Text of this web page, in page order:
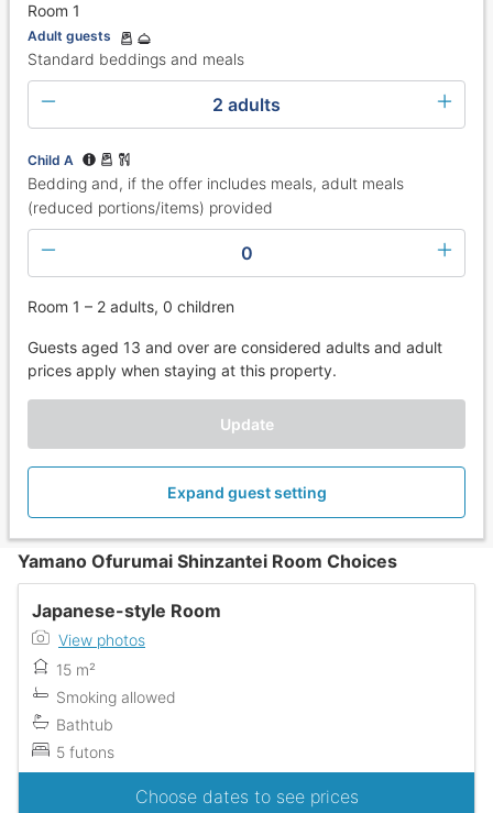
Room 1
Adult guests
Standard beddings and meals
2 adults
Child A
Bedding and, if the offer includes meals, adult meals
(reduced portions/items) provided
0
Room 1 – 2 adults, 0 children
Guests aged 13 and over are considered adults and adult
prices apply when staying at this property.
Update
Expand guest setting
Yamano Ofurumai Shinzantei Room Choices
Japanese-style Room
View photos
15 m²
Smoking allowed
Bathtub
5 futons
Choose dates to see prices